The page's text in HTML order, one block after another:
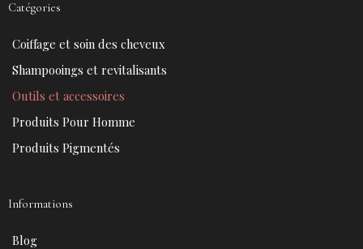
b
o
o
k
e
e
s
t
b
e r
a
Catégories
Coiffage et soin des cheveux
Shampooings et revitalisants
Outils et accessoires
Produits Pour Homme
Produits Pigmentés
Informations
Blog